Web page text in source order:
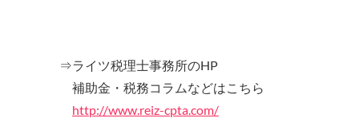
⇒ライツ税理士事務所のHP
補助金・税務コラムなどはこちら
http://www.reiz-cpta.com/